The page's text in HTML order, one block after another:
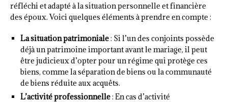
réfléchi et adapté à la situation personnelle et financière
des époux. Voici quelques éléments à prendre en compte :
La situation patrimoniale: Si l’un des conjoints possède
déjà un patrimoine important avant le mariage, il peut
être judicieux d’opter pour un régime qui protège ces
biens, comme la séparation de biens ou la communauté
de biens réduite aux acquêts.
L’activité professionnelle: En cas d’activité